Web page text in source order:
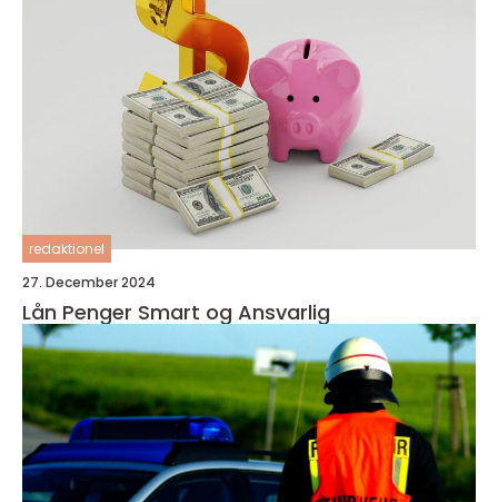
redaktionel
27. December 2024
Lån Penger Smart og Ansvarlig